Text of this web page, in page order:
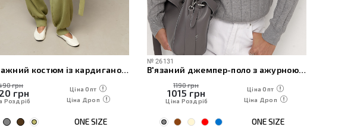
Трикотажний костюм із кардиганом, топом та штанами
грн
грн
Роздріб
Ціна Опт
Ціна Дроп
ONE SIZE
№ 26131
В'язаний джемпер-поло з ажурною в'язкою
1190 грн
1015 грн
Ціна Роздріб
Ціна Опт
Ціна Дроп
ONE SIZE